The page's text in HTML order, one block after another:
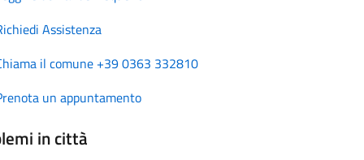
Assistenza
il comune +39 0363 332810
un appuntamento
in città